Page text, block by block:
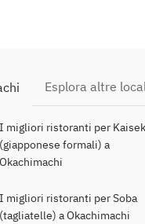
Esplora altre
I migliori ristoranti per
(giapponese formali) a
Okachimachi
I migliori ristoranti per Soba
(tagliatelle) a Okachimachi